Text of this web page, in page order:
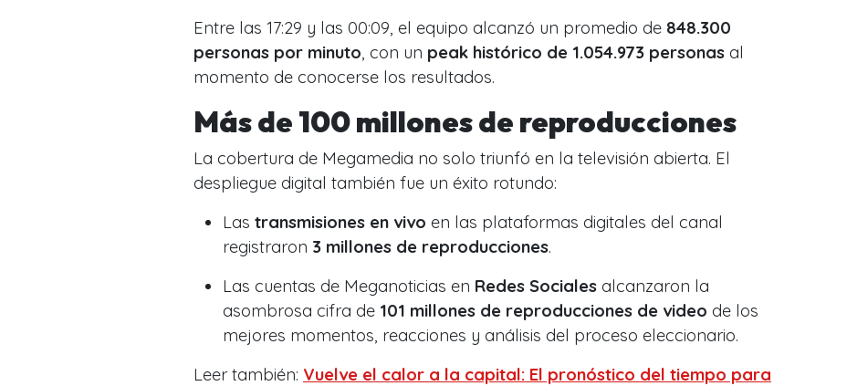
Entre las 17:29 y las 00:09, el equipo alcanzó un promedio de 848.300
personas por minuto , con un peak histórico de 1.054.973 personas al
momento de conocerse los resultados.
Más de 100 millones de reproducciones
La cobertura de Megamedia no solo triunfó en la televisión abierta. El
despliegue digital también fue un éxito rotundo:
Las transmisiones en vivo en las plataformas digitales del canal
registraron 3 millones de reproducciones.
Las cuentas de Meganoticias en Redes Sociales alcanzaron la
asombrosa cifra de 101 millones de reproducciones de video de los
mejores momentos, reacciones y análisis del proceso eleccionario.
Leer también: Vuelve el calor a la capital: El pronóstico del tiempo para